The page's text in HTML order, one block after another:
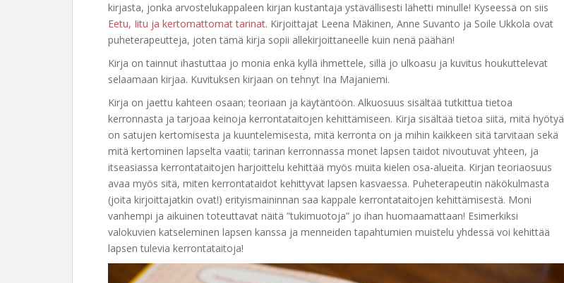
kirjasta, jonka arvostelukappaleen kirjan kustantaja ystävällisesti lähetti minulle! Kyseessä on siis
Eetu, Iitu ja kertomattomat tarinat. Kirjoittajat Leena Mäkinen, Anne Suvanto ja Soile Ukkola ovat
puheterapeutteja, joten tämä kirja sopii allekirjoittaneelle kuin nenä päähän!
Kirja on tainnut ihastuttaa jo monia enkä kyllä ihmettele, sillä jo ulkoasu ja kuvitus houkuttelevat
selaamaan kirjaa. Kuvituksen kirjaan on tehnyt Ina Majaniemi.
Kirja on jaettu kahteen osaan; teoriaan ja käytäntöön. Alkuosuus sisältää tutkittua tietoa
kerronnasta ja tarjoaa keinoja kerrontataitojen kehittämiseen. Kirja sisältää tietoa siitä, mitä hyötyä
on satujen kertomisesta ja kuuntelemisesta, mitä kerronta on ja mihin kaikkeen sitä tarvitaan sekä
mitä kertominen lapselta vaatii; tarinan kerronnassa monet lapsen taidot nivoutuvat yhteen, ja
itseasiassa kerrontataitojen harjoittelu kehittää myös muita kielen osa-alueita. Kirjan teoriaosuus
avaa myös sitä, miten kerrontataidot kehittyvät lapsen kasvaessa. Puheterapeutin näkökulmasta
(joita kirjoittajatkin ovat!) erityismaininnan saa kappale kerrontataitojen kehittämisestä. Moni
vanhempi ja aikuinen toteuttavat näitä ”tukimuotoja” jo ihan huomaamattaan! Esimerkiksi
valokuvien katseleminen lapsen kanssa ja menneiden tapahtumien muistelu yhdessä voi kehittää
lapsen tulevia kerrontataitoja!